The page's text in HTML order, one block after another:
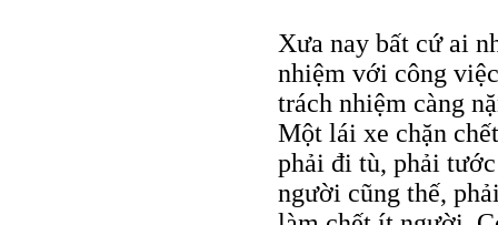
Xưa nay bất cứ ai
nhiệm với công
trách nhiệm càng
Một lái xe chặn
phải đi tù, phải
người cũng thế,